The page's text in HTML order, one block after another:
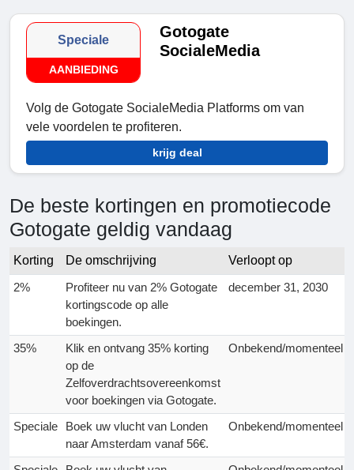
Speciale
AANBIEDING
Gotogate
SocialeMedia
Volg de Gotogate SocialeMedia Platforms om van
vele voordelen te profiteren.
krijg deal
De beste kortingen en promotiecode
Gotogate geldig vandaag
Korting De omschrijving
Verloopt op
2%
Profiteer nu van 2% Gotogate
kortingscode op alle
boekingen.
december 31, 2030
35%
Klik en ontvang 35% korting
op de
Zelfoverdrachtsovereenkomst
voor boekingen via Gotogate.
Onbekend/momenteel
Speciale
Boek uw vlucht van Londen
naar Amsterdam vanaf 56€.
Onbekend/momenteel